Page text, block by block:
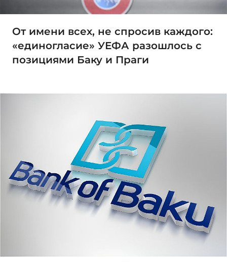
От имени всех, не спросив каждого:
«единогласие» УЕФА разошлось с
позициями Баку и Праги